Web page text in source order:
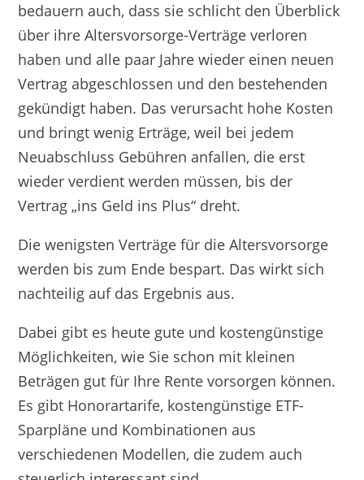
bedauern auch, dass sie schlicht den Überblick
über ihre Altersvorsorge-Verträge verloren
haben und alle paar Jahre wieder einen neuen
Vertrag abgeschlossen und den bestehenden
gekündigt haben. Das verursacht hohe Kosten
und bringt wenig Erträge, weil bei jedem
Neuabschluss Gebühren anfallen, die erst
wieder verdient werden müssen, bis der
Vertrag „ins Geld ins Plus“ dreht.
Die wenigsten Verträge für die Altersvorsorge
werden bis zum Ende bespart. Das wirkt sich
nachteilig auf das Ergebnis aus.
Dabei gibt es heute gute und kostengünstige
Möglichkeiten, wie Sie schon mit kleinen
Beträgen gut für Ihre Rente vorsorgen können.
Es gibt Honorartarife, kostengünstige ETF-
Sparpläne und Kombinationen aus
verschiedenen Modellen, die zudem auch